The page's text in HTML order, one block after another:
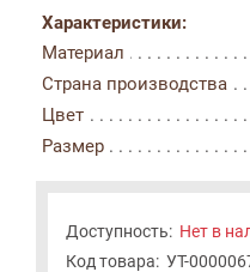
Характеристики:
Материал
Страна производства
Цвет
Размер
Доступность: Нет в
Код товара: УТ-